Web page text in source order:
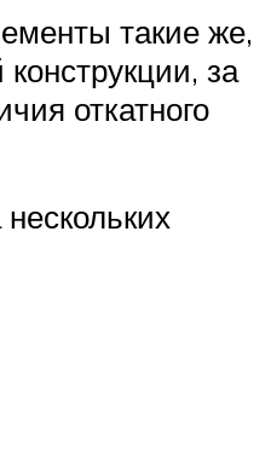
такие же,
за
откатного